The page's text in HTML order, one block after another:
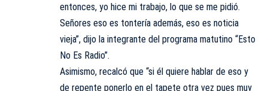
entonces, yo hice mi trabajo, lo que se me pidió.
Señores eso es tontería además, eso es noticia
vieja”, dijo la integrante del programa matutino “Esto
No Es Radio”.
Asimismo, recalcó que “si él quiere hablar de eso y
de repente ponerlo en el tapete otra vez pues muy